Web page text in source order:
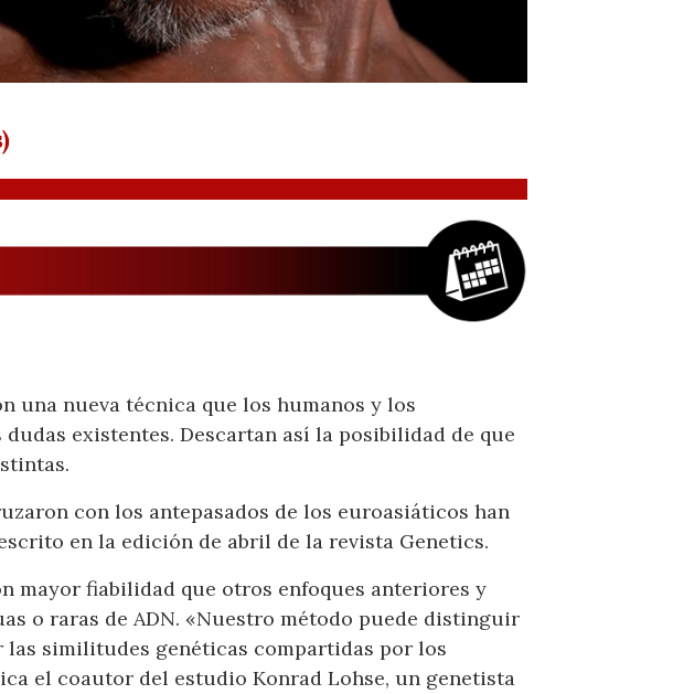
una nueva técnica que los humanos y los
existentes. Descartan así la posibilidad de que
con los antepasados ​​de los euroasiáticos han
en la edición de abril de la revista Genetics.
mayor fiabilidad que otros enfoques anteriores y
o raras de ADN. «Nuestro método puede distinguir
similitudes genéticas compartidas por los
el coautor del estudio Konrad Lohse, un genetista